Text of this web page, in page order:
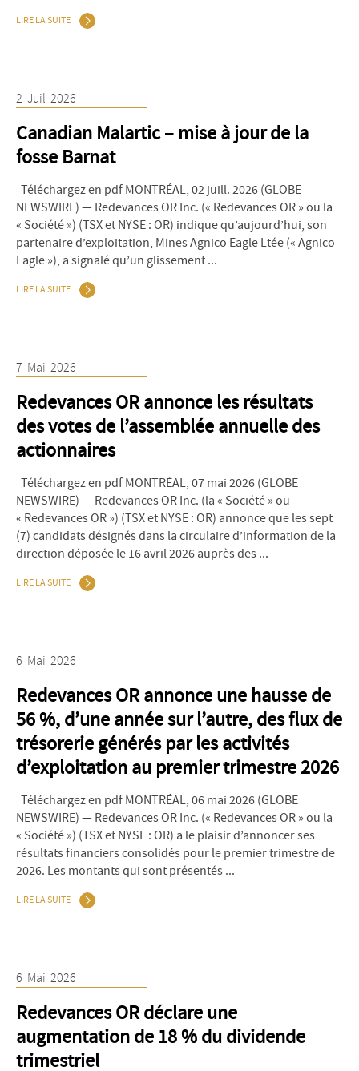
LIRE LA SUITE
2 Juil 2026
Canadian Malartic – mise à jour de la
fosse Barnat
Téléchargez en pdf MONTRÉAL, 02 juill. 2026 (GLOBE
NEWSWIRE) — Redevances OR Inc. (« Redevances OR » ou la
« Société ») (TSX et NYSE : OR) indique qu’aujourd’hui, son
partenaire d’exploitation, Mines Agnico Eagle Ltée (« Agnico
Eagle »), a signalé qu’un glissement ...
LIRE LA SUITE
7 Mai 2026
Redevances OR annonce les résultats
des votes de l’assemblée annuelle des
actionnaires
Téléchargez en pdf MONTRÉAL, 07 mai 2026 (GLOBE
NEWSWIRE) — Redevances OR Inc. (la « Société » ou
« Redevances OR ») (TSX et NYSE : OR) annonce que les sept
(7) candidats désignés dans la circulaire d’information de la
direction déposée le 16 avril 2026 auprès des ...
LIRE LA SUITE
6 Mai 2026
Redevances OR annonce une hausse de
56 %, d’une année sur l’autre, des flux de
trésorerie générés par les activités
d’exploitation au premier trimestre 2026
Téléchargez en pdf MONTRÉAL, 06 mai 2026 (GLOBE
NEWSWIRE) — Redevances OR Inc. (« Redevances OR » ou la
« Société ») (TSX et NYSE : OR) a le plaisir d’annoncer ses
résultats financiers consolidés pour le premier trimestre de
2026. Les montants qui sont présentés ...
LIRE LA SUITE
6 Mai 2026
Redevances OR déclare une
augmentation de 18 % du dividende
trimestriel